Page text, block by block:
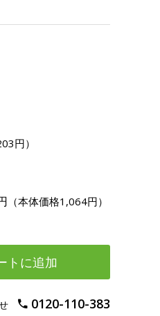
円）
（本体価格1,064円）
トに追加
0120-110-383